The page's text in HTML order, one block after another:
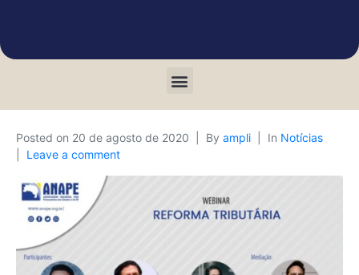
Posted on 20 de agosto de 2020 By ampli In Notícias
Leave a comment